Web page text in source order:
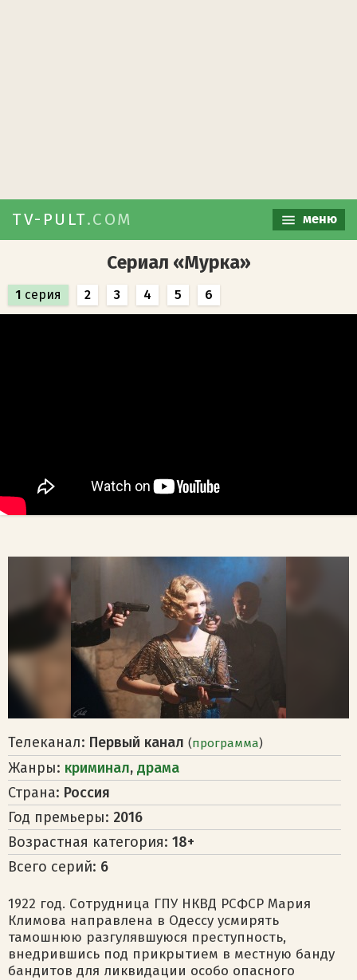
TV-PULT.COM меню
Сериал «Мурка»
1 серия 2 3 4 5 6
Телеканал: Первый канал (программа)
Жанры: криминал, драма
Страна: Россия
Год премьеры: 2016
Возрастная категория: 18+
Всего серий: 6
1922 год. Сотрудница ГПУ НКВД РСФСР Мария
Климова направлена в Одессу усмирять
тамошнюю разгулявшуюся преступность,
внедрившись под прикрытием в местную банду
бандитов для ликвидации особо опасного